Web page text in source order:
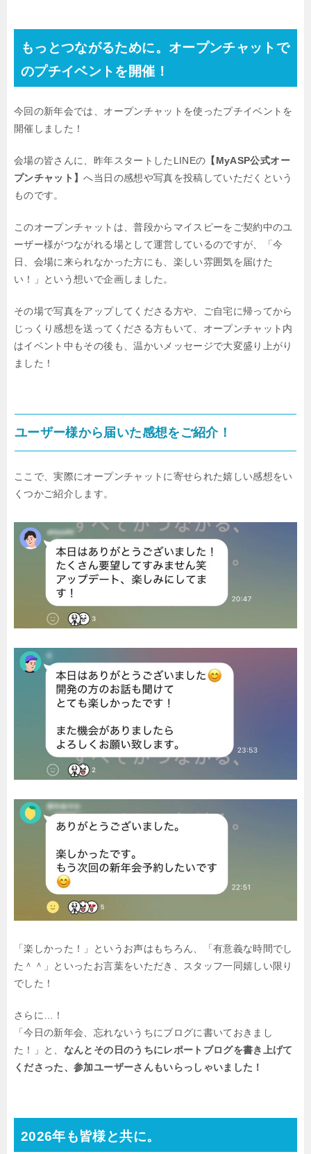
もっとつながるために。オープンチャットで
のプチイベントを開催！
今回の新年会では、オープンチャットを使ったプチイベントを
開催しました！
会場の皆さんに、昨年スタートしたLINEの 【MyASP公式オー
プンチャット】へ当日の感想や写真を投稿していただくという
ものです。
このオープンチャットは、普段からマイスピーをご契約中のユ
ーザー様がつながれる場として運営しているのですが、「今
日、会場に来られなかった方にも、楽しい雰囲気を届けた
い！」という想いで企画しました。
その場で写真をアップしてくださる方や、ご自宅に帰ってから
じっくり感想を送ってくださる方もいて、オープンチャット内
はイベント中もその後も、温かいメッセージで大変盛り上がり
ました！
ユーザー様から届いた感想をご紹介！
ここで、実際にオープンチャットに寄せられた嬉しい感想をい
くつかご紹介します。
「楽しかった！」というお声はもちろん、「有意義な時間でし
た＾＾」といったお言葉をいただき、スタッフ一同嬉しい限り
でした！
さらに…！
「今日の新年会、忘れないうちにブログに書いておきまし
た！」と、 なんとその日のうちにレポートブログを書き上げて
くださった、参加ユーザーさんもいらっしゃいました！
2026年も皆様と共に。